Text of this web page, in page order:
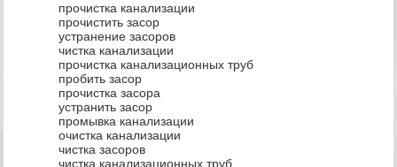
прочистка канализации
прочистить засор
устранение засоров
чистка канализации
прочистка канализационных труб
пробить засор
прочистка засора
устранить засор
промывка канализации
очистка канализации
чистка засоров
чистка канализационных труб